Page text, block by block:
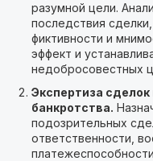
разумной цели.
последствия
фиктивности и
эффект и
недобросовестных
Экспертиза
банкротства.
подозрительных
ответственности,